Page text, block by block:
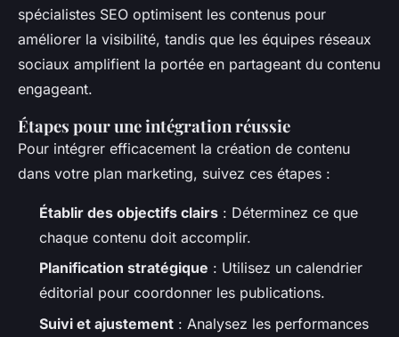
spécialistes SEO optimisent les contenus pour
améliorer la visibilité, tandis que les équipes réseaux
sociaux amplifient la portée en partageant du contenu
engageant.
Étapes pour une intégration réussie
Pour intégrer efficacement la création de contenu
dans votre plan marketing, suivez ces étapes :
Établir des objectifs clairs : Déterminez ce que
chaque contenu doit accomplir.
Planification stratégique : Utilisez un calendrier
éditorial pour coordonner les publications.
Suivi et ajustement : Analysez les performances